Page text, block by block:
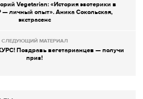
Vegetarian: «История эзотерики в
личный опыт». Аника Сокольская,
экстрасенс
СЛЕДУЮЩИЙ МАТЕРИАЛ
Поздравь вегетарианцев — получи
приз!